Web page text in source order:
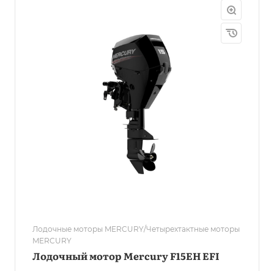
Лодочные моторы MERCURY/Четырехтактные моторы
MERCURY
Лодочный мотор Mercury F15EH EFI